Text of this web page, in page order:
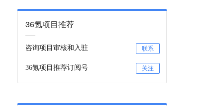
36氪项目推荐
咨询项目审核和入驻 联系
36氪项目推荐订阅号 关注